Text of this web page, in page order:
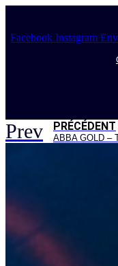
contenu
Facebook Instagram
Prev PRÉCÉDENT